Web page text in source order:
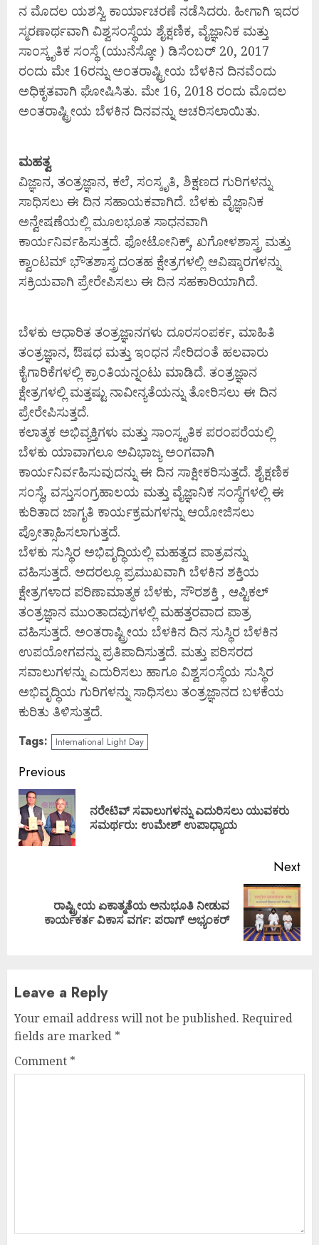
ನ ಮೊದಲ ಯಶಸ್ವಿ ಕಾರ್ಯಾಚರಣೆ ನಡೆಸಿದರು. ಹೀಗಾಗಿ ಇದರ
ಸ್ಮರಣಾರ್ಥವಾಗಿ ವಿಶ್ವಸಂಸ್ಥೆಯ ಶೈಕ್ಷಣಿಕ, ವೈಜ್ಞಾನಿಕ ಮತ್ತು
ಸಾಂಸ್ಕೃತಿಕ ಸಂಸ್ಥೆ (ಯುನೆಸ್ಕೋ ) ಡಿಸೆಂಬರ್‌ 20, 2017
ರಂದು ಮೇ 16ರನ್ನು ಅಂತರಾಷ್ಟ್ರೀಯ ಬೆಳಕಿನ ದಿನವೆಂದು
ಅಧಿಕೃತವಾಗಿ ಘೋಷಿಸಿತು. ಮೇ 16, 2018 ರಂದು ಮೊದಲ
ಅಂತರಾಷ್ಟ್ರೀಯ ಬೆಳಕಿನ ದಿನವನ್ನು ಆಚರಿಸಲಾಯಿತು.
ಮಹತ್ವ
ವಿಜ್ಞಾನ, ತಂತ್ರಜ್ಞಾನ, ಕಲೆ, ಸಂಸ್ಕೃತಿ, ಶಿಕ್ಷಣದ ಗುರಿಗಳನ್ನು
ಸಾಧಿಸಲು ಈ ದಿನ ಸಹಾಯಕವಾಗಿದೆ. ಬೆಳಕು ವೈಜ್ಞಾನಿಕ
ಅನ್ವೇಷಣೆಯಲ್ಲಿ ಮೂಲಭೂತ ಸಾಧನವಾಗಿ
ಕಾರ್ಯನಿರ್ವಹಿಸುತ್ತದೆ. ಫೋಟೋನಿಕ್ಸ್, ಖಗೋಳಶಾಸ್ತ್ರ ಮತ್ತು
ಕ್ವಾಂಟಮ್ ಭೌತಶಾಸ್ತ್ರದಂತಹ ಕ್ಷೇತ್ರಗಳಲ್ಲಿ ಆವಿಷ್ಕಾರಗಳನ್ನು
ಸಕ್ರಿಯವಾಗಿ ಪ್ರೇರೇಪಿಸಲು ಈ ದಿನ ಸಹಕಾರಿಯಾಗಿದೆ.
ಬೆಳಕು ಆಧಾರಿತ ತಂತ್ರಜ್ಞಾನಗಳು ದೂರಸಂಪರ್ಕ, ಮಾಹಿತಿ
ತಂತ್ರಜ್ಞಾನ, ಔಷಧ ಮತ್ತು ಇಂಧನ ಸೇರಿದಂತೆ ಹಲವಾರು
ಕೈಗಾರಿಕೆಗಳಲ್ಲಿ ಕ್ರಾಂತಿಯನ್ನಂಟು ಮಾಡಿದೆ. ತಂತ್ರಜ್ಞಾನ
ಕ್ಷೇತ್ರಗಳಲ್ಲಿ ಮತ್ತಷ್ಟು ನಾವೀನ್ಯತೆಯನ್ನು ತೋರಿಸಲು ಈ ದಿನ
ಪ್ರೇರೇಪಿಸುತ್ತದೆ.
ಕಲಾತ್ಮಕ ಅಭಿವ್ಯಕ್ತಿಗಳು ಮತ್ತು ಸಾಂಸ್ಕೃತಿಕ ಪರಂಪರೆಯಲ್ಲಿ
ಬೆಳಕು ಯಾವಾಗಲೂ ಅವಿಭಾಜ್ಯ ಅಂಗವಾಗಿ
ಕಾರ್ಯನಿರ್ವಹಿಸುವುದನ್ನು ಈ ದಿನ ಸಾಕ್ಷೀಕರಿಸುತ್ತದೆ. ಶೈಕ್ಷಣಿಕ
ಸಂಸ್ಥೆ, ವಸ್ತುಸಂಗ್ರಹಾಲಯ ಮತ್ತು ವೈಜ್ಞಾನಿಕ ಸಂಸ್ಥೆಗಳಲ್ಲಿ ಈ
ಕುರಿತಾದ ಜಾಗೃತಿ ಕಾರ್ಯಕ್ರಮಗಳನ್ನು ಆಯೋಜಿಸಲು
ಪ್ರೋತ್ಸಾಹಿಸಲಾಗುತ್ತದೆ.
ಬೆಳಕು ಸುಸ್ಥಿರ ಅಭಿವೃದ್ಧಿಯಲ್ಲಿ ಮಹತ್ವದ ಪಾತ್ರವನ್ನು
ವಹಿಸುತ್ತದೆ. ಅದರಲ್ಲೂ ಪ್ರಮುಖವಾಗಿ ಬೆಳಕಿನ ಶಕ್ತಿಯ
ಕ್ಷೇತ್ರಗಳಾದ ಪರಿಣಾಮಾತ್ಮಕ ಬೆಳಕು, ಸೌರಶಕ್ತಿ , ಆಪ್ಟಿಕಲ್‌
ತಂತ್ರಜ್ಞಾನ ಮುಂತಾದವುಗಳಲ್ಲಿ ಮಹತ್ತರವಾದ ಪಾತ್ರ
ವಹಿಸುತ್ತದೆ. ಅಂತರಾಷ್ಟ್ರೀಯ ಬೆಳಕಿನ ದಿನ ಸುಸ್ಥಿರ ಬೆಳಕಿನ
ಉಪಯೋಗವನ್ನು ಪ್ರತಿಪಾದಿಸುತ್ತದೆ. ಮತ್ತು ಪರಿಸರದ
ಸವಾಲುಗಳನ್ನು ಎದುರಿಸಲು ಹಾಗೂ ವಿಶ್ವಸಂಸ್ಥೆಯ ಸುಸ್ಥಿರ
ಅಭಿವೃದ್ಧಿಯ ಗುರಿಗಳನ್ನು ಸಾಧಿಸಲು ತಂತ್ರಜ್ಞಾನದ ಬಳಕೆಯ
ಕುರಿತು ತಿಳಿಸುತ್ತದೆ.
Tags: International Light Day
Continue
Reading
Previous
ನರೇಟಿವ್ ಸವಾಲುಗಳನ್ನು ಎದುರಿಸಲು ಯುವಕರು
ಸಮರ್ಥರು: ಉಮೇಶ್ ಉಪಾಧ್ಯಾಯ
Next
post:
ರಾಷ್ಟ್ರೀಯ ಏಕಾತ್ಮತೆಯ ಅನುಭೂತಿ ನೀಡುವ
ಕಾರ್ಯಕರ್ತ ವಿಕಾಸ ವರ್ಗ: ಪರಾಗ್ ಅಭ್ಯಂಕರ್
Leave a Reply
Your email address will not be published. Required
fields are marked *
Comment *